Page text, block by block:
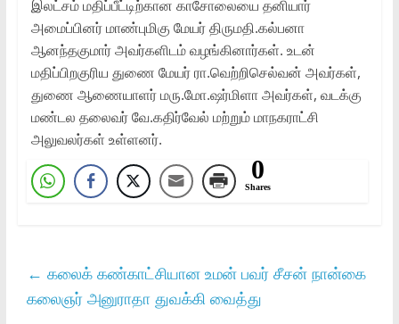
இலட்சம் மதிப்பீட்டிற்கான காசோலையை தனியார்
அமைப்பினர் மாண்புமிகு மேயர் திருமதி.கல்பனா
ஆனந்தகுமார் அவர்களிடம் வழங்கினார்கள். உடன்
மதிப்பிறகுரிய துணை மேயர் ரா.வெற்றிசெல்வன் அவர்கள்,
துணை ஆணையாளர் மரு.மோ.ஷர்மிளா அவர்கள், வடக்கு
மண்டல தலைவர் வே.கதிர்வேல் மற்றும் மாநகராட்சி
அலுவலர்கள் உள்ளனர்.
0
Shares
← கலைக் கண்காட்சியான உமன் பவர் சீசன் நான்கை
கலைஞர் அனுராதா துவக்கி வைத்து